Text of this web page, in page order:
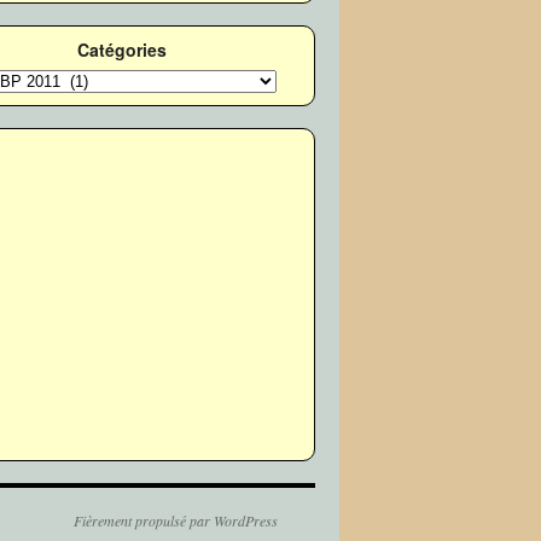
Catégories
Fièrement propulsé par WordPress